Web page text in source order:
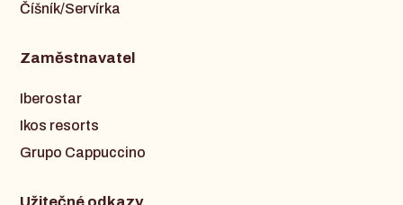
Číšník/Servírka
Zaměstnavatel
Iberostar
Ikos resorts
Grupo Cappuccino